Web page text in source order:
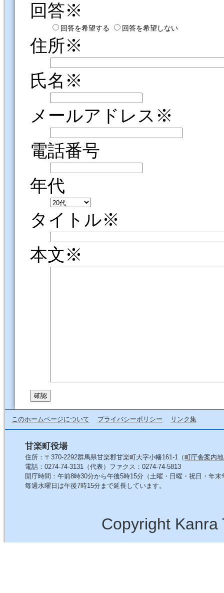
回答※
回答を希望する 回答を希望しない
住所※
氏名※
メールアドレス※
電話番号
年代
タイトル※
本文※
このホームページについて プライバシーポリシー リンク集
甘楽町役場
住所：〒370-2292群馬県甘楽郡甘楽町大字小幡161-1（町庁舎案内
電話：0274-74-3131（代表）ファクス：0274-74-5813
開庁時間：午前8時30分から午後5時15分（土曜・日曜・祝日・年末
毎週水曜日は午後7時15分まで延長しています。
Copyright Kanra